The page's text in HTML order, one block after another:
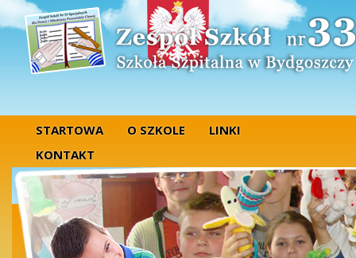
STARTOWA O SZKOLE
LINKI
KONTAKT